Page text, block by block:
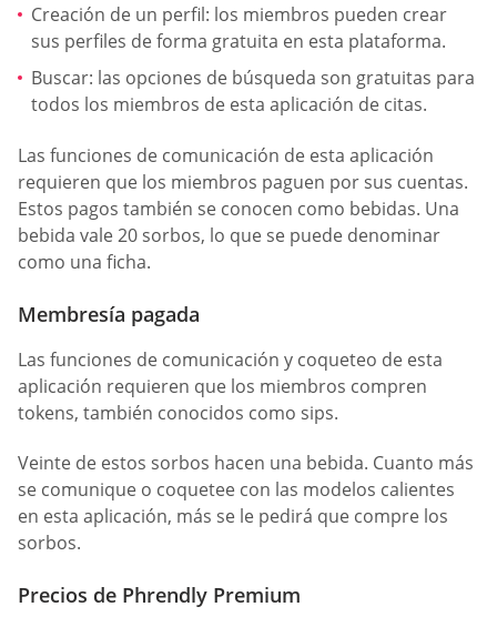
Creación de un perfil: los miembros pueden crear
sus perfiles de forma gratuita en esta plataforma.
Buscar: las opciones de búsqueda son gratuitas para
todos los miembros de esta aplicación de citas.
Las funciones de comunicación de esta aplicación
requieren que los miembros paguen por sus cuentas.
Estos pagos también se conocen como bebidas. Una
bebida vale 20 sorbos, lo que se puede denominar
como una ficha.
Membresía pagada
Las funciones de comunicación y coqueteo de esta
aplicación requieren que los miembros compren
tokens, también conocidos como sips.
Veinte de estos sorbos hacen una bebida. Cuanto más
se comunique o coquetee con las modelos calientes
en esta aplicación, más se le pedirá que compre los
sorbos.
Precios de Phrendly Premium